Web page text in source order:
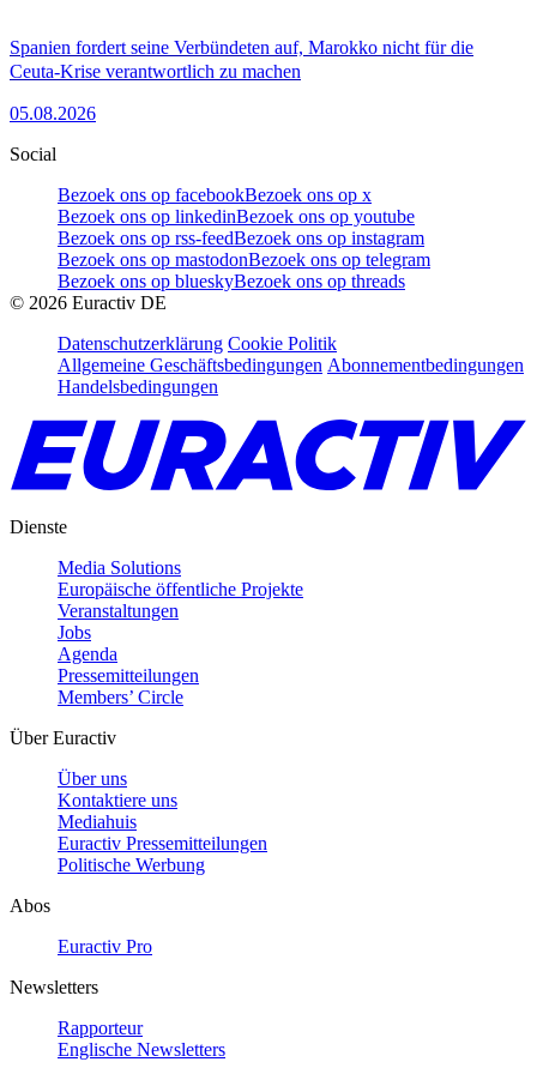
Spanien fordert seine Verbündeten auf, Marokko nicht für die
Ceuta-Krise verantwortlich zu machen
05.08.2026
Social
Bezoek ons op facebookBezoek ons op x
Bezoek ons op linkedinBezoek ons op youtube
Bezoek ons op rss-feedBezoek ons op instagram
Bezoek ons op mastodonBezoek ons op telegram
Bezoek ons op blueskyBezoek ons op threads
© 2026 Euractiv DE
Datenschutzerklärung Cookie Politik
Allgemeine Geschäftsbedingungen Abonnementbedingungen
Handelsbedingungen
Dienste
Media Solutions
Europäische öffentliche Projekte
Veranstaltungen
Jobs
Agenda
Pressemitteilungen
Members’ Circle
Über Euractiv
Über uns
Kontaktiere uns
Mediahuis
Euractiv Pressemitteilungen
Politische Werbung
Abos
Euractiv Pro
Newsletters
Rapporteur
Englische Newsletters